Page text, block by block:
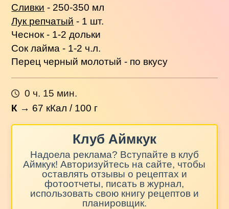
Сливки - 250-350 мл
Лук репчатый - 1 шт.
Чеснок - 1-2 дольки
Сок лайма - 1-2 ч.л.
Перец черный молотый - по вкусу
0 ч. 15 мин.
К → 67 кКал / 100 г
Клуб Аймкук
Надоела реклама? Вступайте в клуб
Аймкук! Авторизуйтесь на сайте, чтобы
оставлять отзывы о рецептах и
фотоотчеты, писать в журнал,
использовать свою книгу рецептов и
планировщик.